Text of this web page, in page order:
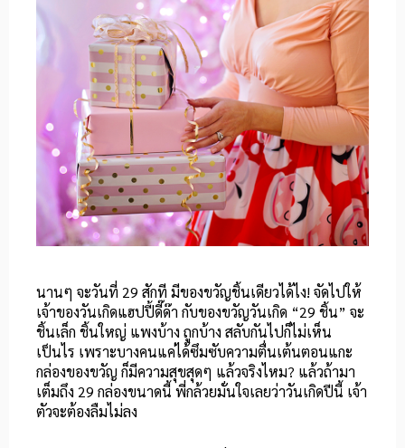
นานๆ จะวันที่ 29 สักที มีของขวัญชิ้นเดียวได้ไง! จัดไปให้
เจ้าของวันเกิดแฮปปี้ดี๊ด๊า กับของขวัญวันเกิด “29 ชิ้น” จะ
ชิ้นเล็ก ชิ้นใหญ่ แพงบ้าง ถูกบ้าง สลับกันไปก็ไม่เห็น
เป็นไร เพราะบางคนแค่ได้ซึมซับความตื่นเต้นตอนแกะ
กล่องของขวัญ ก็มีความสุขสุดๆ แล้วจริงไหม? แล้วถ้ามา
เต็มถึง 29 กล่องขนาดนี้ พี่กล้วยมั่นใจเลยว่าวันเกิดปีนี้ เจ้า
ตัวจะต้องลืมไม่ลง